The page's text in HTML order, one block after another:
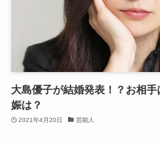
大島優子が結婚発表！？お相
娠は？
2021年4月20日 芸能人